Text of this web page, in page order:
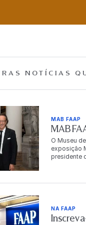
NOTÍCIAS
MAB FAAP
MAB
O Museu
exposição
presidente
quero
FAAP, a
NA FAAP